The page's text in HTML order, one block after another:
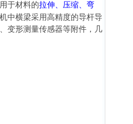
于材料的拉伸、压缩、弯
中横梁采用高精度的导杆导
变形测量传感器等附件，几